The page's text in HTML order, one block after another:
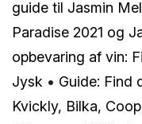
guide til Jasmin
Paradise 2021 og
opbevaring af vin:
Jysk • Guide: Find
Kvickly, Bilka,